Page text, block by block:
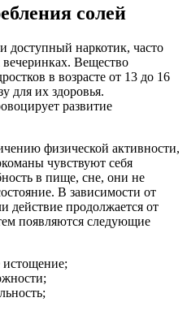
солей
доступный наркотик, часто
Вещество
в возрасте от 13 до 16
для их здоровья.
развитие
физической активности,
чувствуют себя
в пище, сне, они не
В зависимости от
действие продолжается от
появляются следующие
истощение;